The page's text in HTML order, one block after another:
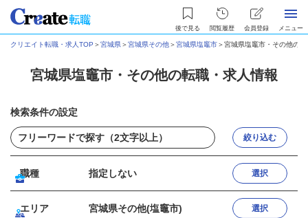
後で見る 閲覧履歴 会員登録 メニュー
クリエイト転職・求人TOP ＞宮城県＞宮城県その他＞宮城県塩竈市＞宮城県塩竈市・その他の
宮城県塩竈市・その他の転職・求人情報
検索条件の設定
絞り込む
職種 指定しない 選択
エリア 宮城県その他(塩竈市) 選択